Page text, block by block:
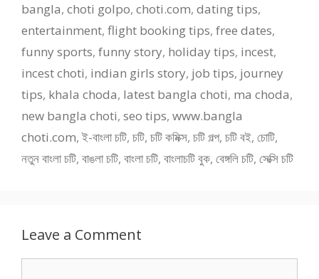
bangla, choti golpo, choti.com, dating tips,
entertainment, flight booking tips, free dates,
funny sports, funny story, holiday tips, incest,
incest choti, indian girls story, job tips, journey
tips, khala choda, latest bangla choti, ma choda,
new bangla choti, seo tips, www.bangla
choti.com,ই-বাংলা চটি, চটি, চটি কমিক্স, চটি গল্প, চটি বই, চোটি,
নতুন বাংলা চটি, বাঙলা চটি, বাংলা চটি, বাংলাচটি বুক, বেঙ্গলি চটি, সেক্সি চটি
Leave a Comment